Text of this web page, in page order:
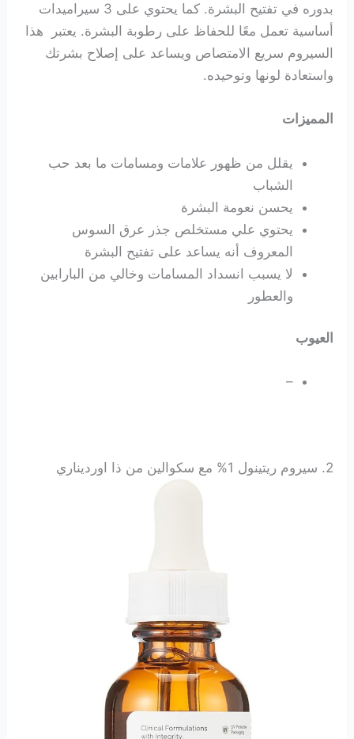
بدوره في تفتيح البشرة. كما يحتوي على 3 سيراميدات
أساسية تعمل معًا للحفاظ على رطوبة البشرة. يعتبر هذا
السيروم سريع الامتصاص ويساعد على إصلاح بشرتك
واستعادة لونها وتوحيده.
المميزات
يقلل من ظهور علامات ومسامات ما بعد حب
الشباب
يحسن نعومة البشرة
يحتوي علي مستخلص جذر عرق السوس
المعروف أنه يساعد على تفتيح البشرة
لا يسبب انسداد المسامات وخالي من البارابين
والعطور
العيوب
–
2. سيروم ريتينول 1% مع سكوالين من ذا اورديناري